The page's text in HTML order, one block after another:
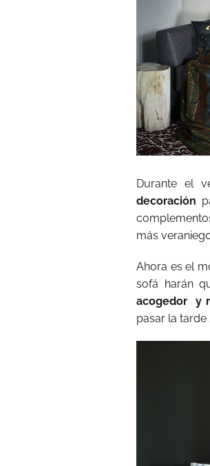
Durante el
decoración
más
Ahora es el
sofá harán
acogedor
y
pasar la